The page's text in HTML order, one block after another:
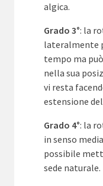
algica.
Grado 3°: la
lateralmente
tempo ma
nella sua
vi resta
estensione
Grado 4°: la
in senso
possibile
sede naturale.